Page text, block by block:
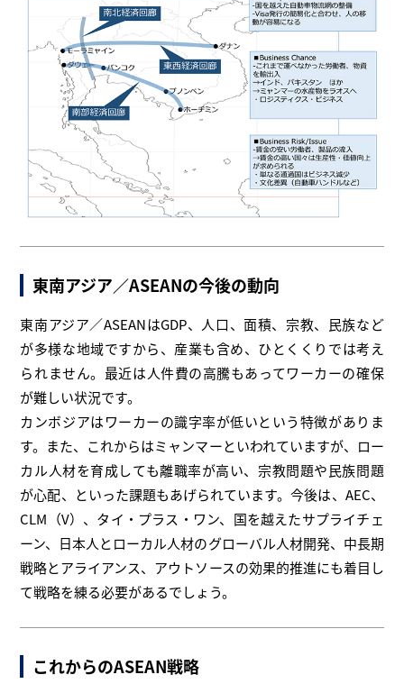
東南アジア／ASEANの今後の動向
東南アジア／ASEANはGDP、人口、面積、宗教、民族など
が多様な地域ですから、産業も含め、ひとくくりでは考え
られません。最近は人件費の高騰もあってワーカーの確保
が難しい状況です。
カンボジアはワーカーの識字率が低いという特徴がありま
す。また、これからはミャンマーといわれていますが、ロー
カル人材を育成しても離職率が高い、宗教問題や民族問題
が心配、といった課題もあげられています。今後は、AEC、
CLM（V）、タイ・プラス・ワン、国を越えたサプライチェ
ーン、日本人とローカル人材のグローバル人材開発、中長期
戦略とアライアンス、アウトソースの効果的推進にも着目し
て戦略を練る必要があるでしょう。
これからのASEAN戦略